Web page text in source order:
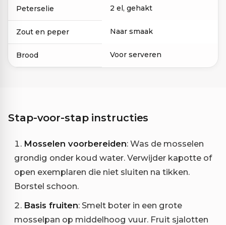
Peterselie 2 el, gehakt
Zout en peper Naar smaak
Brood Voor serveren
Stap-voor-stap instructies
Mosselen voorbereiden: Was de mosselen
grondig onder koud water. Verwijder kapotte of
open exemplaren die niet sluiten na tikken.
Borstel schoon.
Basis fruiten: Smelt boter in een grote
mosselpan op middelhoog vuur. Fruit sjalotten